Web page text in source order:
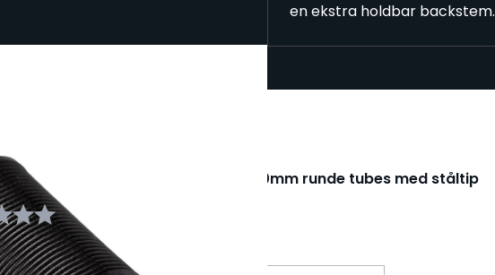
en ekstra holdbar backstem.
stk. Killer Ink engangsgreb / Tip 30mm runde tubes med ståltip